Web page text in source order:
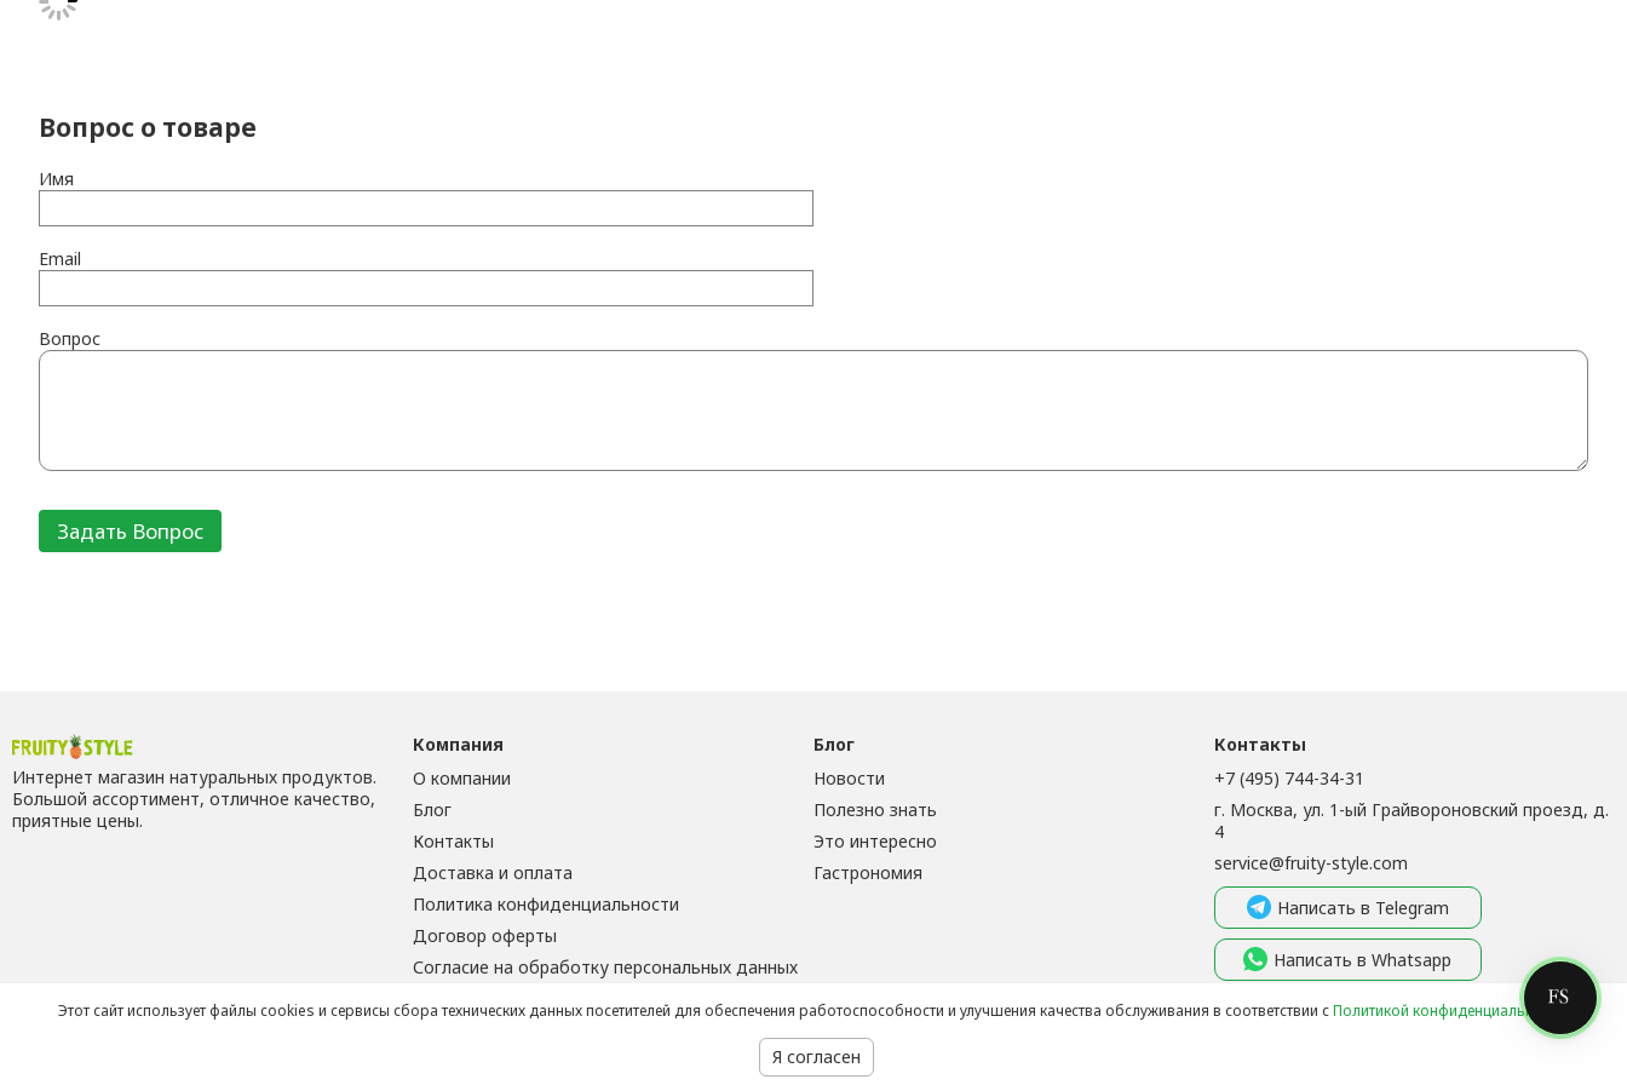
Вопрос о товаре
Имя
Email
Вопрос
Интернет магазин натуральных продуктов.
Большой ассортимент, отличное качество,
приятные цены.
Компания
О компании
Блог
Контакты
Доставка и оплата
Политика конфиденциальности
Договор оферты
Согласие на обработку персональных данных
Блог
Новости
Полезно знать
Это интересно
Гастрономия
Контакты
+7 (495) 744-34-31
г. Москва, ул. 1-ый Грайвороновский проезд, д.
4
service@fruity-style.com
Написать в Telegram
Написать в Whatsapp
Написать в MAX
Этот сайт использует файлы cookies и сервисы сбора технических данных посетителей для обеспечения работоспособности и улучшения качества обслуживания в соответствии сПолитикой конфиденциальности.
Я согласен